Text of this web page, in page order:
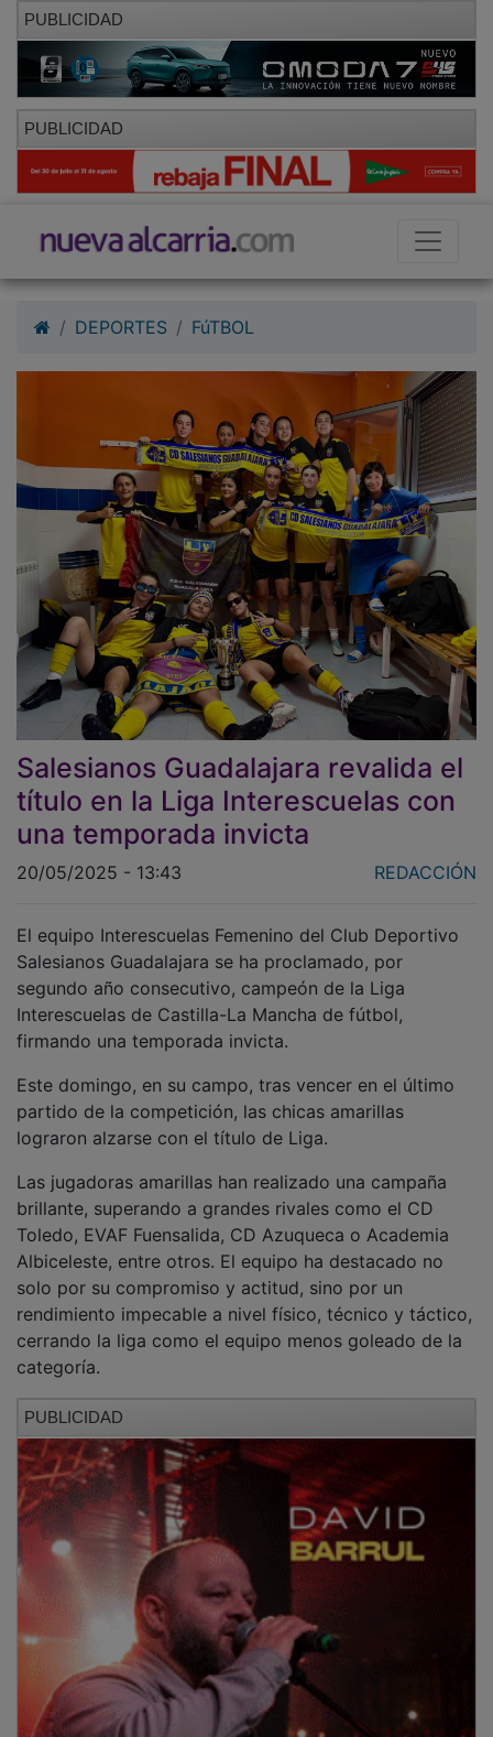
PUBLICIDAD
PUBLICIDAD
Salesianos Guadalajara revalida el
título en la Liga Interescuelas con
una temporada invicta
20/05/2025 - 13:43 REDACCIÓN
Salesianos Guadalajara se ha proclamado, por
segundo año consecutivo, campeón de la Liga
Interescuelas de Castilla-La Mancha de fútbol,
firmando una temporada invicta.
partido de la competición, las chicas amarillas
lograron alzarse con el título de Liga.
brillante, superando a grandes rivales como el CD
Toledo, EVAF Fuensalida, CD Azuqueca o Academia
Albiceleste, entre otros. El equipo ha destacado no
solo por su compromiso y actitud, sino por un
rendimiento impecable a nivel físico, técnico y táctico,
cerrando la liga como el equipo menos goleado de la
categoría.